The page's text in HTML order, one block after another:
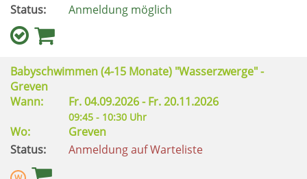
Status:
Anmeldung möglich
Babyschwimmen (4-15 Monate) "Wasserzwerge" -
Greven
Wann:
Fr.04.09.2026 -Fr.20.11.2026
09:45 - 10:30 Uhr
Wo:
Greven
Status:
Anmeldung auf Warteliste